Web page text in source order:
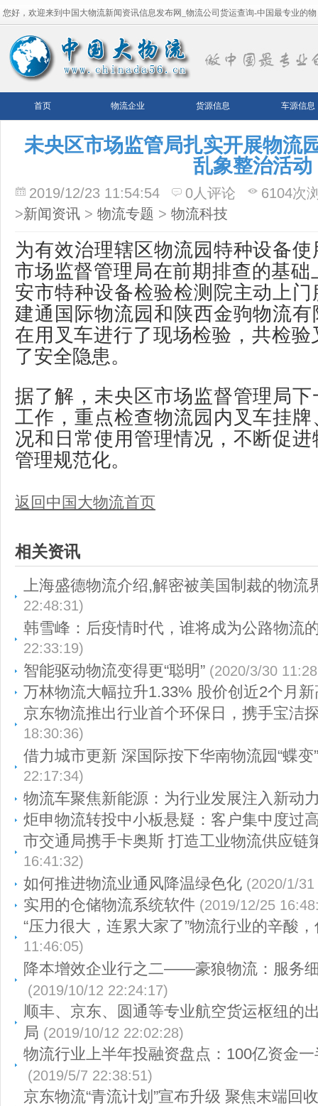
您好，欢迎来到中国大物流新闻资讯信息发布网_物流公司货运查询-中国最专业的物
流平台！
首页 物流企业 货源信息 车源信息
未央区市场监管局扎实开展物流
乱象整治活动
2019/12/23 11:54:54 0人评论
6104次
>新闻资讯 > 物流专题 > 物流科技
为有效治理辖区物流园特种设备
市场监督管理局在前期排查的基
安市特种设备检验检测院主动上
建通国际物流园和陕西金驹物流
在用叉车进行了现场检验，共检
了安全隐患。
据了解，未央区市场监督管理局
工作，重点检查物流园内叉车挂
况和日常使用管理情况，不断促
管理规范化。
返回中国大物流首页
相关资讯
上海盛德物流介绍,解密被美国制裁的物流
22:48:31)
韩雪峰：后疫情时代，谁将成为公路物流
22:33:19)
智能驱动物流变得更“聪明” (2020/3/30
万林物流大幅拉升1.33% 股价创近2个月新
京东物流推出行业首个环保日，携手宝洁
18:30:36)
借力城市更新 深国际按下华南物流园“蝶变
22:17:34)
物流车聚焦新能源：为行业发展注入新动
炬申物流转投中小板悬疑：客户集中度过
市交通局携手卡奥斯 打造工业物流供应链
16:41:32)
如何推进物流业通风降温绿色化 (2020/1/
实用的仓储物流系统软件 (2019/12/25
“压力很大，连累大家了”物流行业的辛酸
11:46:05)
降本增效企业行之二——豪狼物流：服务细
(2019/10/12 22:24:17)
顺丰、京东、圆通等专业航空货运枢纽的
局 (2019/10/12 22:02:28)
物流行业上半年投融资盘点：100亿资金
(2019/5/7 22:38:51)
京东物流“青流计划”宣布升级 聚焦末端回